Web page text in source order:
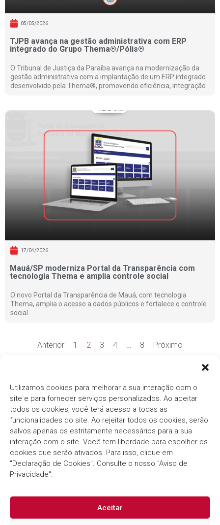
Utilizamos cookies para melhorar a sua interação com o
site e para fornecer serviços personalizados. Ao aceitar
todos os cookies, você terá acesso a todas as
funcionalidades do site. Ao rejeitar todos os cookies, serão
salvos apenas os estritamente necessários para a sua
interação com o site. Você tem liberdade para escolher os
cookies que serão ativados. Para isso, clique em
"Declaração de Cookies". Consulte o nosso "Aviso de
Privacidade".
Aceitar
05/05/2026
TJPB avança na gestão administrativa com ERP
integrado do Grupo Thema®/Pólis®
O Tribunal de Justiça da Paraíba avança na modernização da
gestão administrativa com a implantação de um ERP integrado
desenvolvido pela Thema®, promovendo eficiência, integração
17/04/2026
Mauá/SP moderniza Portal da Transparência com
tecnologia Thema e amplia controle social
O novo Portal da Transparência de Mauá, com tecnologia
Thema, amplia o acesso a dados públicos e fortalece o controle
social.
Anterior 1 2 3 4 … 8 Próximo
Há mais de três décadas, oGrupo Thema®/Pólis®
segue com o compromisso em fornecer soluções
inovadoras e eficientes para o Setor Público.